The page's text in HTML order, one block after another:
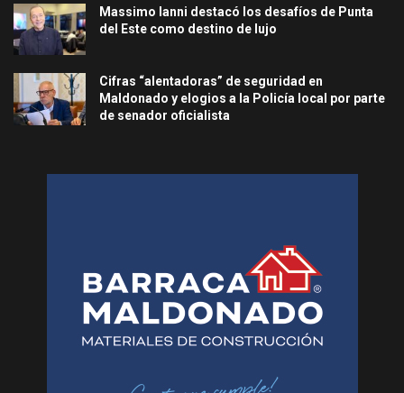
Massimo Ianni destacó los desafíos de Punta
del Este como destino de lujo
Cifras “alentadoras” de seguridad en
Maldonado y elogios a la Policía local por parte
de senador oficialista